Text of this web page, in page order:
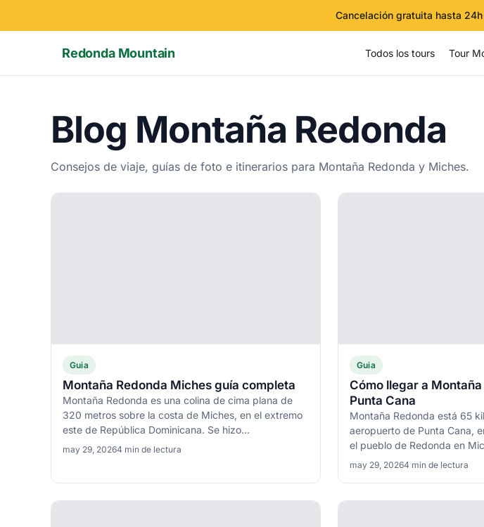
Cancelación gratuita hasta
Redonda Mountain Todos los tours Tour
Blog Montaña Redonda
Consejos de viaje, guías de foto e itinerarios para Montaña Redonda y Miches.
Guia
Montaña Redonda Miches guía completa
Montaña Redonda es una colina de cima plana de
320 metros sobre la costa de Miches, en el extremo
este de República Dominicana. Se hizo...
may 29, 20264 min de lectura
Guia
Cómo llegar a
Punta Cana
Montaña Redonda está 65
aeropuerto de Punta Cana,
el pueblo de Redonda en
may 29, 20264 min de lectura